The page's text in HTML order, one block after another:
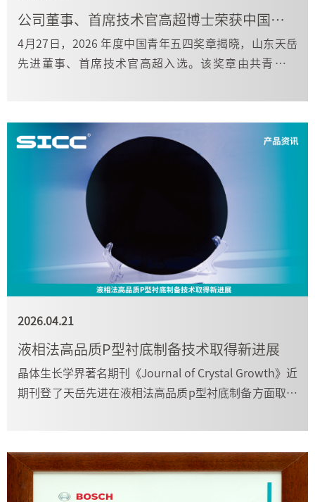
公司董事、首席技术官高超博士荣获中国青年五四奖章
4月27日，2026 年度中国青年五四奖章揭晓，山东天岳
先进董事、首席技术官高超入选。该奖章由共青团中
奖，是我国碳化硅衬底领域人才首次获此殊荣。
2026.04.21
液相法高品质P型衬底制备技术取得新进展
晶体生长学界著名期刊《Journal of Crystal Growth》近
期刊登了天岳先进在液相法高品质p型衬底制备方面取得